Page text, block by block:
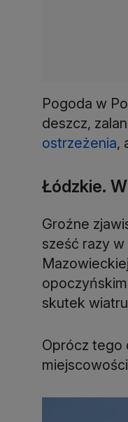
Pogoda w
deszcz,
ostrzeżenia,
Łódzkie.
Groźne
sześć razy
skutek
Oprócz tego